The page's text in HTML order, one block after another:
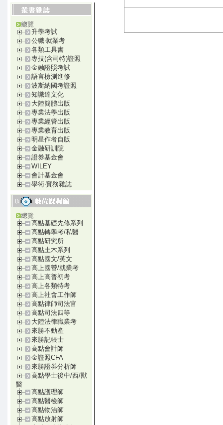
總覽
升學考試
公職‧就業考
各類工具書
專技(含司特)證照
金融證照考試
語言檢測進修
波斯納國考證照
知識達文化
大陸簡體出版
專業法學出版
專業經管出版
專業教育出版
明星作者自版
金融研訓院
證券基金會
WILEY
會計基金會
學術‧實務雜誌
總覽
高點基礎先修系列
高點轉學考/私醫
高點研究所
高點土木系列
高點國文/英文
高上國營/就業考
高上高普初考
高上各類特考
高上社會工作師
高點律師司法官
高點司法四等
大陸法律職業考
來勝不動產
來勝記帳士
高點會計師
金證照CFA
來勝證券分析師
高點學士後中/西/獸
醫
高點護理師
高點醫檢師
高點物治師
高點放射師